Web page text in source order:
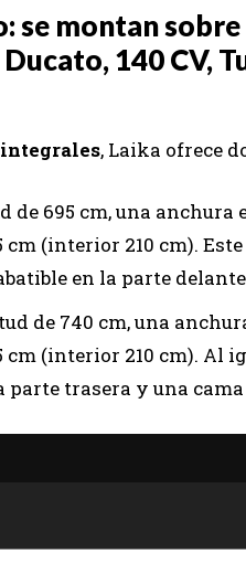
se montan
140 CV,
, Laika ofrece
de 695 cm, una
(interior 210 cm).
en la parte
de 740 cm, una
(interior 210 cm). Al
parte trasera y una